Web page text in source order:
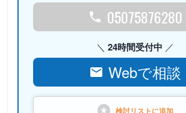
05075876280
24時間受付中
Webで相談
検討リストに追加